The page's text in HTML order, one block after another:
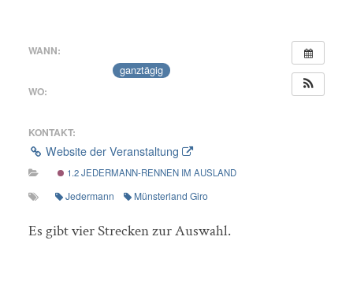
WANN:
ganztägig
WO:
KONTAKT:
Website der Veranstaltung
1.2 JEDERMANN-RENNEN IM AUSLAND
Jedermann Münsterland Giro
Es gibt vier Strecken zur Auswahl.